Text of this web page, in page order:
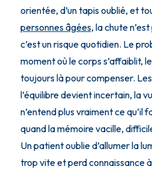
orientée, d’un tapis oublié, et
personnes âgées, la chute
c’est un risque quotidien. Le
moment où le corps s’affaiblit,
toujours là pour compenser.
l’équilibre devient incertain, la
n’entend plus vraiment ce qu’il
quand la mémoire vacille,
Un patient oublie d’allumer la
trop vite et perd connaissance à